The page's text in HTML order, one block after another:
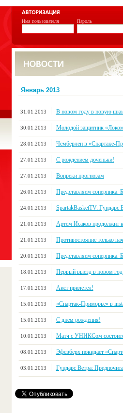
Имя пользователя Пароль
Январь 2013
31.01.2013 В новом году в новую
30.01.2013 Молодой защитник
28.01.2013 Чемберлен в «Спартаке-
27.01.2013 С рождением доченьки!
27.01.2013 Вопреки прогнозам
26.01.2013 Представляем
24.01.2013 SpartakBasketTV: Гундарс
21.01.2013 Артем Исаков продолжит
21.01.2013 Противостояние только
20.01.2013 Представляем
18.01.2013 Первый выезд в новом
17.01.2013 Аист прилетел!
15.01.2013 «Спартак-Приморье» в
15.01.2013 С днем рождения!
10.01.2013 Матч с УНИКСом
08.01.2013 Эфевберх покидает
03.01.2013 Гундарс Ветра: